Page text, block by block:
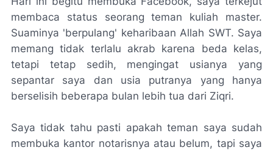
membaca status seorang teman kuliah master.
Suaminya 'berpulang' keharibaan Allah SWT. Saya
memang tidak terlalu akrab karena beda kelas,
tetapi tetap sedih, mengingat usianya yang
sepantar saya dan usia putranya yang hanya
berselisih beberapa bulan lebih tua dari Ziqri.
Saya tidak tahu pasti apakah teman saya sudah
membuka kantor notarisnya atau belum, tapi saya